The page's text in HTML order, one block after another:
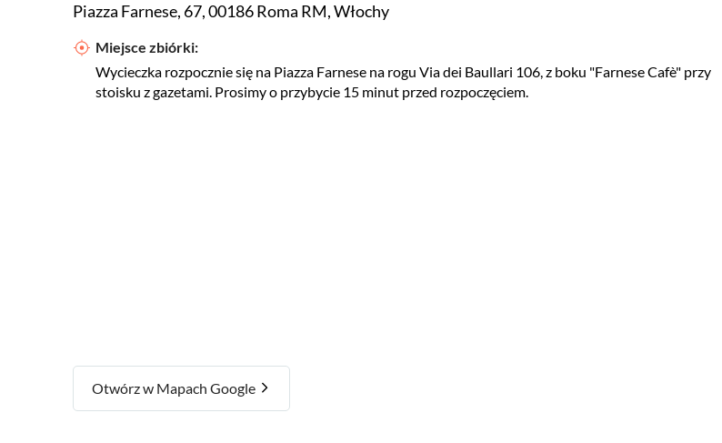
Piazza Farnese, 67, 00186 Roma RM, Włochy
Miejsce zbiórki:
Wycieczka rozpocznie się na Piazza Farnese na rogu Via dei Baullari 106, z boku "Farnese Cafè" przy
stoisku z gazetami. Prosimy o przybycie 15 minut przed rozpoczęciem.
Otwórz w Mapach Google